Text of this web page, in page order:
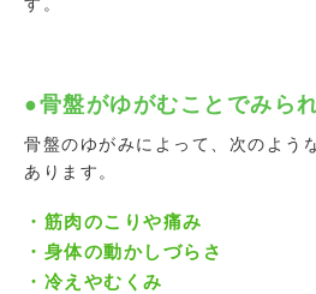
す。
●骨盤がゆがむことでみら
骨盤のゆがみによって、次のよう
あります。
・筋肉のこりや痛み
・身体の動かしづらさ
・冷えやむくみ